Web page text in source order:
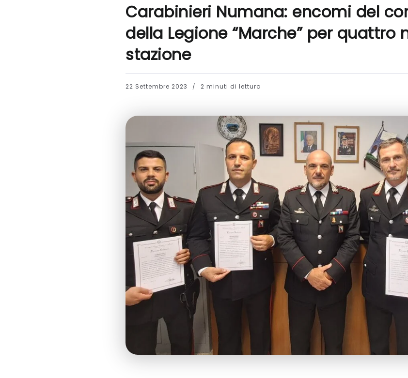
Carabinieri Numana: encomi del
della Legione “Marche” per quattro
stazione
22 Settembre 2023 2 minuti di lettura